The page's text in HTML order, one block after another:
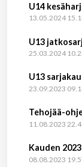
U14
13.05.2024
U13
25.03.2024
U13
23.09.2023
Tehojää-
11.08.2023
Kauden
08.08.2023